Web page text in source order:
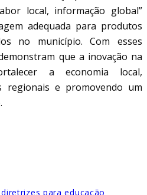
local, informação global”
adequada para produtos
no município. Com esses
que a inovação na
a economia local,
regionais e promovendo um
para educação